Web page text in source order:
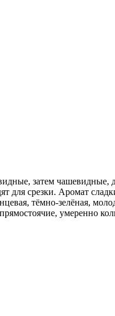
затем чашевидные,
для срезки. Аромат
тёмно-зелёная,
умеренно